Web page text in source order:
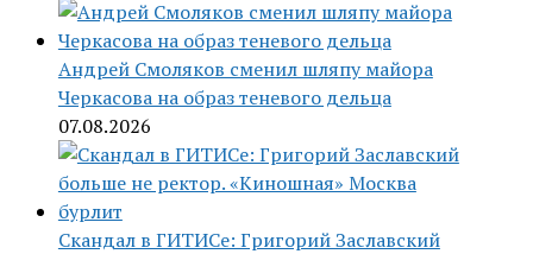
Андрей Смоляков сменил шляпу майора
Черкасова на образ теневого дельца
07.08.2026
Скандал в ГИТИСе: Григорий Заславский